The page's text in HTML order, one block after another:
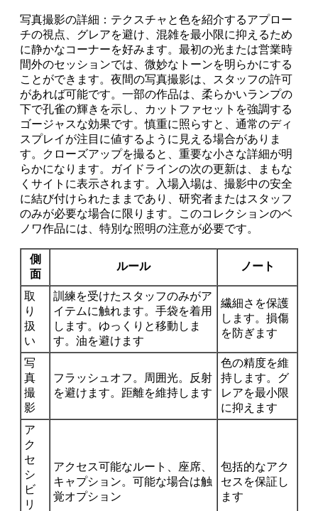
写真撮影の詳細：テクスチャと色を紹介するアプロー
チの視点、グレアを避け、混雑を最小限に抑えるため
に静かなコーナーを好みます。最初の光または営業時
間外のセッションでは、微妙なトーンを明らかにする
ことができます。夜間の写真撮影は、スタッフの許可
があれば可能です。一部の作品は、柔らかいランプの
下で孔雀の輝きを示し、カットファセットを強調する
ゴージャスな効果です。慎重に照らすと、通常のディ
スプレイが注目に値するように見える場合がありま
す。クローズアップを撮ると、重要な小さな詳細が明
らかになります。ガイドラインの次の更新は、まもな
くサイトに表示されます。入場入場は、撮影中の安全
に結び付けられたままであり、研究者またはスタッフ
のみが必要な場合に限ります。このコレクションのベ
ノワ作品には、特別な照明の注意が必要です。
側
面
ルール ノート
取
り
扱
い
訓練を受けたスタッフのみがア
イテムに触れます。手袋を着用
します。ゆっくりと移動しま
す。油を避けます
繊細さを保護
します。損傷
を防ぎます
写
真
撮
影
フラッシュオフ。周囲光。反射
を避けます。距離を維持します
色の精度を維
持します。グ
レアを最小限
に抑えます
ア
ク
セ
シ
ビ
リ
アクセス可能なルート、座席、
キャプション。可能な場合は触
覚オプション
包括的なアク
セスを保証し
ます